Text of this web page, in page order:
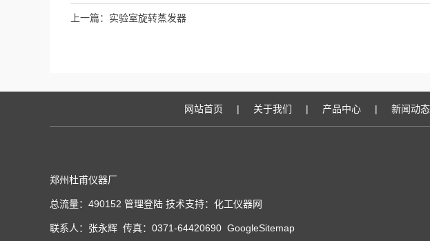
上一篇： 实验室旋转蒸发器
网站首页 | 关于我们 | 产品中心 | 新闻动态
郑州杜甫仪器厂
总流量：490152 管理登陆 技术支持： 化工仪器网
联系人：张永辉 传真：0371-64420690 GoogleSitemap